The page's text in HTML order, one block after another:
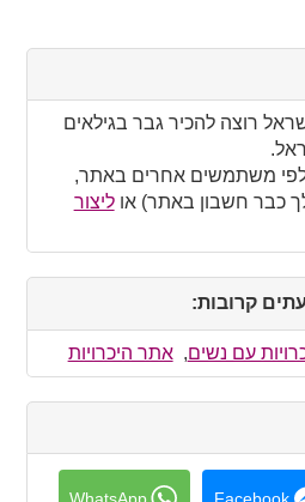
רוצה להכיר גבר בגילאים
משתמשים אחרים באתר,
כבר חשבון באתר) אוליצור
קרובות:
to
collapse
contents
עם נשים,אתר היכרויות